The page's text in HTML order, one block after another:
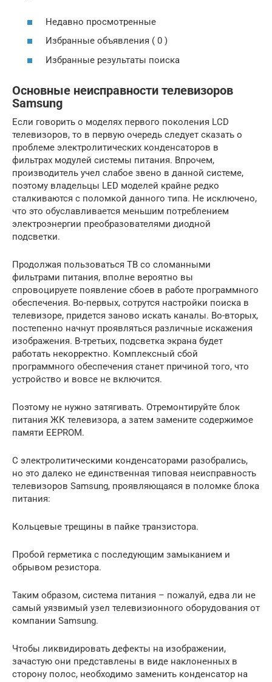
Недавно просмотренные
Избранные объявления ( 0 )
Избранные результаты поиска
Основные неисправности телевизоров
Samsung
Если говорить о моделях первого поколения LCD
телевизоров, то в первую очередь следует сказать о
проблеме электролитических конденсаторов в
фильтрах модулей системы питания. Впрочем,
производитель учел слабое звено в данной системе,
поэтому владельцы LED моделей крайне редко
сталкиваются с поломкой данного типа. Не исключено,
что это обуславливается меньшим потреблением
электроэнергии преобразователями диодной
подсветки.
Продолжая пользоваться ТВ со сломанными
фильтрами питания, вполне вероятно вы
спровоцируете появление сбоев в работе программного
обеспечения. Во-первых, сотрутся настройки поиска в
телевизоре, придется заново искать каналы. Во-вторых,
постепенно начнут проявляться различные искажения
изображения. В-третьих, подсветка экрана будет
работать некорректно. Комплексный сбой
программного обеспечения станет причиной того, что
устройство и вовсе не включится.
Поэтому не нужно затягивать. Отремонтируйте блок
питания ЖК телевизора, а затем замените содержимое
памяти EEPROM.
С электролитическими конденсаторами разобрались,
но это далеко не единственная типовая неисправность
телевизоров Samsung, проявляющаяся в поломке блока
питания:
Кольцевые трещины в пайке транзистора.
Пробой герметика с последующим замыканием и
обрывом резистора.
Таким образом, система питания – пожалуй, едва ли не
самый уязвимый узел телевизионного оборудования от
компании Samsung.
Чтобы ликвидировать дефекты на изображении,
зачастую они представлены в виде наклоненных в
сторону полос, необходимо заменить конденсатор на